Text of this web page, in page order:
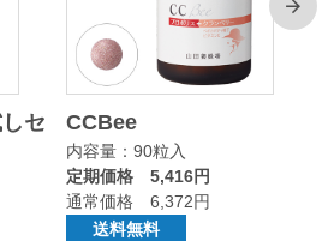
セ
CCBee
内容量：90粒入
定期価格 5,416円
通常価格 6,372円
送料無料
次